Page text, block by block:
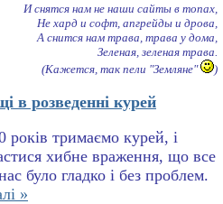
И снятся нам не наши сайты в топах,
Не хард и софт, апгрейды и дрова,
А снится нам трава, трава у дома,
Зеленая, зеленая трава.
(Кажется, так пели "Земляне"
)
в розведенні курей
тримаємо курей, і
хибне враження, що все
було гладко і без проблем.
»